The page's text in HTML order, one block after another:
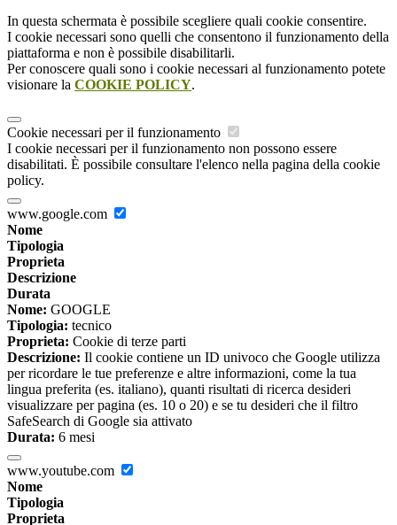
In questa schermata è possibile scegliere quali cookie consentire.
I cookie necessari sono quelli che consentono il funzionamento della
piattaforma e non è possibile disabilitarli.
Per conoscere quali sono i cookie necessari al funzionamento potete
visionare la COOKIE POLICY.
Cookie necessari per il funzionamento
I cookie necessari per il funzionamento non possono essere
disabilitati. È possibile consultare l'elenco nella pagina della cookie
policy.
www.google.com
Nome
Tipologia
Proprieta
Descrizione
Durata
Nome: GOOGLE
Tipologia: tecnico
Proprieta: Cookie di terze parti
Descrizione: Il cookie contiene un ID univoco che Google utilizza
per ricordare le tue preferenze e altre informazioni, come la tua
lingua preferita (es. italiano), quanti risultati di ricerca desideri
visualizzare per pagina (es. 10 o 20) e se tu desideri che il filtro
SafeSearch di Google sia attivato
Durata: 6 mesi
www.youtube.com
Nome
Tipologia
Proprieta